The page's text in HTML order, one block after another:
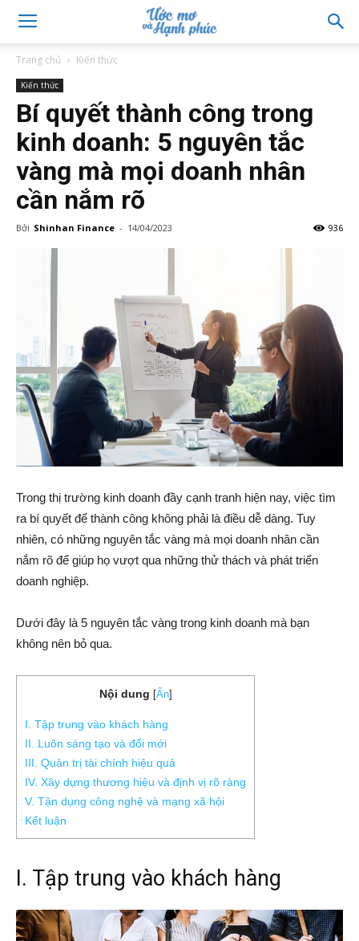
Trang chủ Kiến thức
Kiến thức
Bí quyết thành công trong
kinh doanh: 5 nguyên tắc
vàng mà mọi doanh nhân
cần nắm rõ
Bởi Shinhan Finance - 14/04/2023 936
Trong thị trường kinh doanh đầy cạnh tranh hiện nay, việc tìm
ra bí quyết để thành công không phải là điều dễ dàng. Tuy
nhiên, có những nguyên tắc vàng mà mọi doanh nhân cần
nắm rõ để giúp họ vượt qua những thử thách và phát triển
doanh nghiệp.
Dưới đây là 5 nguyên tắc vàng trong kinh doanh mà bạn
không nên bỏ qua.
Nội dung [Ẩn]
I. Tập trung vào khách hàng
II. Luôn sáng tạo và đổi mới
III. Quản trị tài chính hiệu quả
IV. Xây dựng thương hiệu và định vị rõ ràng
V. Tận dụng công nghệ và mạng xã hội
Kết luận
I. Tập trung vào khách hàng